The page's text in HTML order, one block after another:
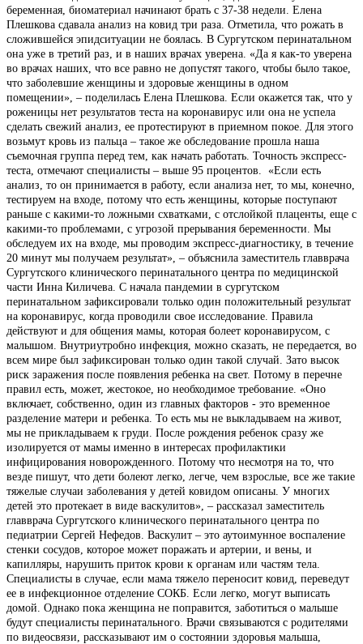
беременная, биоматериал начинают брать с 37-38 недели. Елена
Плешкова сдавала анализ на ковид три раза. Отметила, что рожать в
сложившейся эпидситуации не боялась. В Сургутском перинатальном
она уже в третий раз, и в наших врачах уверена. «Да я как-то уверена
во врачах наших, что все равно не допустят такого, чтобы было такое,
что заболевшие женщины и здоровые женщины в одном
помещении», – поделилась Елена Плешкова. Если окажется так, что у
роженицы нет результатов теста на коронавирус или она не успела
сделать свежий анализ, ее протестируют в приемном покое. Для этого
возьмут кровь из пальца – такое же обследование прошла наша
съемочная группа перед тем, как начать работать. Точность экспресс-
теста, отмечают специалисты – выше 95 процентов. «Если есть
анализ, то он принимается в работу, если анализа нет, то мы, конечно,
тестируем на входе, потому что есть женщины, которые поступают
раньше с какими-то ложными схватками, с отслойкой плаценты, еще с
какими-то проблемами, с угрозой прерывания беременности. Мы
обследуем их на входе, мы проводим экспресс-диагностику, в течение
20 минут мы получаем результат», – объяснила заместитель главврача
Сургутского клинического перинатального центра по медицинской
части Инна Киличева. С начала пандемии в сургутском
перинатальном зафиксировали только один положительный результат
на коронавирус, когда проводили свое исследование. Правила
действуют и для общения мамы, которая болеет коронавирусом, с
малышом. Внутриутробно инфекция, можно сказать, не передается, во
всем мире был зафиксирован только один такой случай. Зато высок
риск заражения после появления ребенка на свет. Потому в перечне
правил есть, может, жестокое, но необходимое требование. «Оно
включает, собственно, один из главных факторов - это временное
разделение матери и ребенка. То есть мы не выкладываем на живот,
мы не прикладываем к груди. После рождения ребенок сразу же
изолируется от мамы именно в интересах профилактики
инфицирования новорожденного. Потому что несмотря на то, что
везде пишут, что дети болеют легко, легче, чем взрослые, все же такие
тяжелые случаи заболевания у детей ковидом описаны. У многих
детей это протекает в виде васкулитов», – рассказал заместитель
главврача Сургутского клинического перинатального центра по
педиатрии Сергей Нефедов. Васкулит – это аутоимунное воспаление
стенки сосудов, которое может поражать и артерии, и вены, и
капилляры, нарушить приток крови к органам или частям тела.
Специалисты в случае, если мама тяжело переносит ковид, переведут
ее в инфекционное отделение СОКБ. Если легко, могут выписать
домой. Однако пока женщина не поправится, заботиться о малыше
будут специалисты перинатального. Врачи связываются с родителями
по видеосвязи, рассказывают им о состоянии здоровья малыша,